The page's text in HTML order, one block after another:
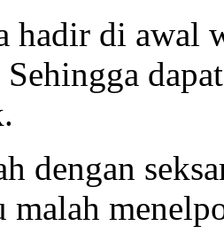
hadir di awal
dengan
malah